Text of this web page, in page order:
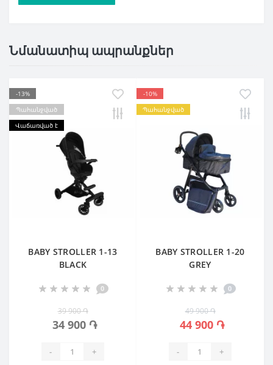
Նմանատիպ ապրանքներ
-13%
Պահանջված
Վաճառված է
BABY STROLLER 1-13
BLACK
0
39 900 ֏
34 900 ֏
- +
-10%
Պահանջված
BABY STROLLER 1-20
GREY
0
49 900 ֏
44 900 ֏
- +